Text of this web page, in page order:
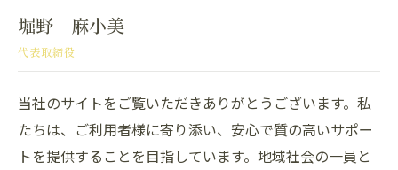
堀野 麻小美
代表取締役
当社のサイトをご覧いただきありがとうございます。私
たちは、ご利用者様に寄り添い、安心で質の高いサポー
トを提供することを目指しています。地域社会の一員と